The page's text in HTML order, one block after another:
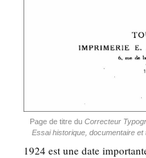
Page de titre du Cor­rec­teur
Essai his­to­rique, docu­men­taire et
1924 est une date